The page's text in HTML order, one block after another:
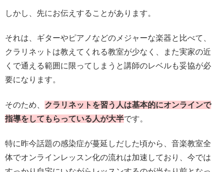
しかし、先にお伝えすることがあります。
それは、ギターやピアノなどのメジャーな楽器と比べて、
クラリネットは教えてくれる教室が少なく、また実家の近
くで通える範囲に限ってしまうと講師のレベルも妥協が必
要になります。
そのため、 クラリネットを習う人は基本的にオンラインで
指導をしてもらっている人が大半です。
特に昨今話題の感染症が蔓延しだした頃から、音楽教室全
体でオンラインレッスン化の流れは加速しており、今では